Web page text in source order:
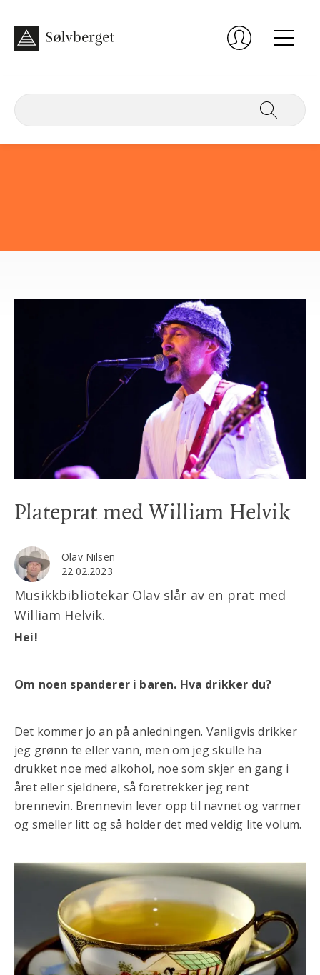
Plateprat med William Helvik
Olav Nilsen
22.02.2023
Musikkbibliotekar Olav slår av en prat med
William Helvik.
Hei!
Om noen spanderer i baren. Hva drikker du?
Det kommer jo an på anledningen. Vanligvis drikker
jeg grønn te eller vann, men om jeg skulle ha
drukket noe med alkohol, noe som skjer en gang i
året eller sjeldnere, så foretrekker jeg rent
brennevin. Brennevin lever opp til navnet og varmer
og smeller litt og så holder det med veldig lite volum.